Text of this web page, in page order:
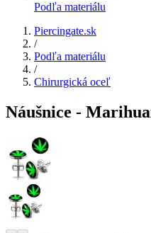
Podľa materiálu
Piercingate.sk
/
Podľa materiálu
/
Chirurgická oceľ
Náušnice -